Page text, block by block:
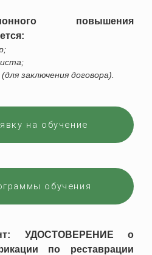
повышения
заключения договора).
на обучение
обучения
УДОСТОВЕРЕНИЕ о
по реставрации